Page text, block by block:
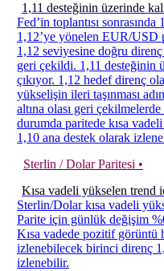
1,11 desteğinin üzerinde
Fed’in toplantısı
1,12’ye yönelen EUR/USD
1,12 seviyesine doğru
geri çekildi. 1,11 desteğinin
çıkıyor. 1,12 hedef direnç
yükselişin ileri taşınması
altına olası geri
durumda paritede kısa
1,10 ana destek olarak
Sterlin / Dolar Paritesi •
Kısa vadeli yükselen trend
Sterlin/Dolar kısa vadeli
Parite için günlük değişim
Kısa vadede pozitif görüntü
izlenebilecek birinci direnç
izlenebilir.